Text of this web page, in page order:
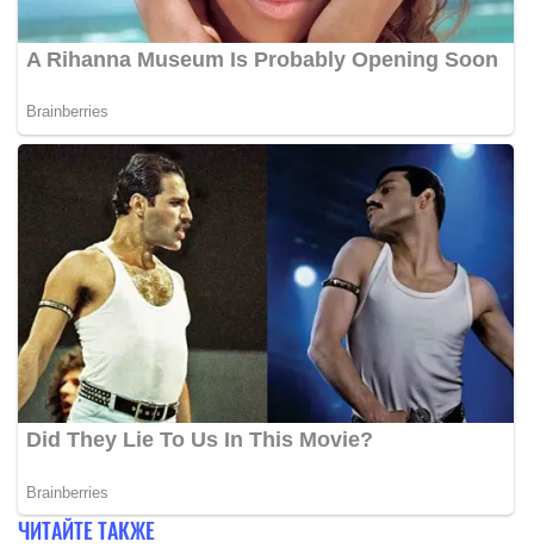
ЧИТАЙТЕ ТАКЖЕ